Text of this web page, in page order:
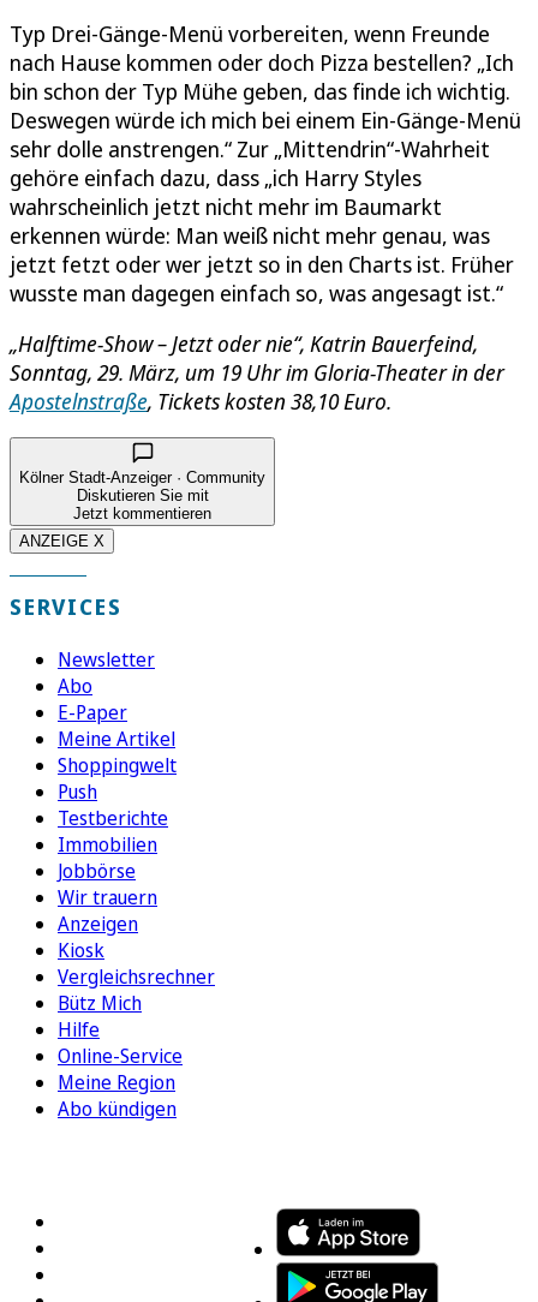
Typ Drei-Gänge-Menü vorbereiten, wenn Freunde
nach Hause kommen oder doch Pizza bestellen? „Ich
bin schon der Typ Mühe geben, das finde ich wichtig.
Deswegen würde ich mich bei einem Ein-Gänge-Menü
sehr dolle anstrengen.“ Zur „Mittendrin“-Wahrheit
gehöre einfach dazu, dass „ich Harry Styles
wahrscheinlich jetzt nicht mehr im Baumarkt
erkennen würde: Man weiß nicht mehr genau, was
jetzt fetzt oder wer jetzt so in den Charts ist. Früher
wusste man dagegen einfach so, was angesagt ist.“
„Halftime-Show – Jetzt oder nie“, Katrin Bauerfeind,
Sonntag, 29. März, um 19 Uhr im Gloria-Theater in der
Apostelnstraße, Tickets kosten 38,10 Euro.
Kölner Stadt-Anzeiger · Community
Diskutieren Sie mit
Jetzt kommentieren
ANZEIGE X
SERVICES
Newsletter
Abo
E-Paper
Meine Artikel
Shoppingwelt
Push
Testberichte
Immobilien
Jobbörse
Wir trauern
Anzeigen
Kiosk
Vergleichsrechner
Bütz Mich
Hilfe
Online-Service
Meine Region
Abo kündigen